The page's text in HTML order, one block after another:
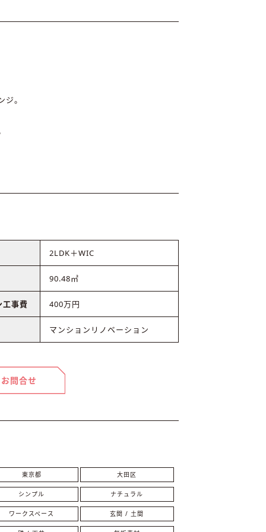
。
2LDK＋WIC
90.48㎡
工事費 400万円
マンションリノベーション
お問合せ
東京都 大田区
シンプル ナチュラル
ワークスペース 玄関 / 土間